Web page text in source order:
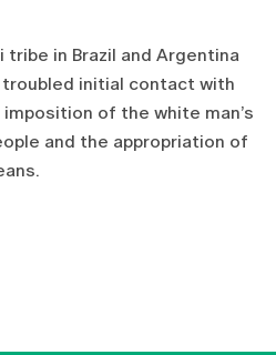
in Brazil and Argentina
initial contact with
of the white man’s
and the appropriation of